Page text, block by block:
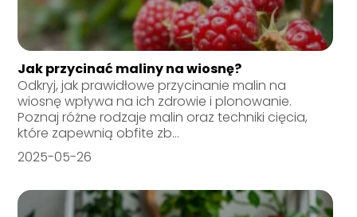
Jak przycinać maliny na wiosnę?
Odkryj, jak prawidłowe przycinanie malin na
wiosnę wpływa na ich zdrowie i plonowanie.
Poznaj różne rodzaje malin oraz techniki cięcia,
które zapewnią obfite zb...
2025-05-26